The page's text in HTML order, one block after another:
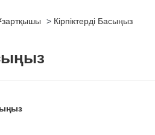
> Кірпіктерді Басыңыз